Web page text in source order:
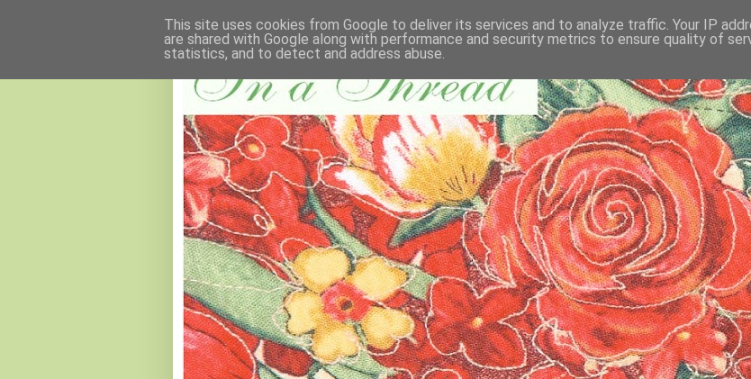
This site uses cookies from Google to deliver its services and to analyze traffic. Your IP
are shared with Google along with performance and security metrics to ensure quality of
statistics, and to detect and address abuse.